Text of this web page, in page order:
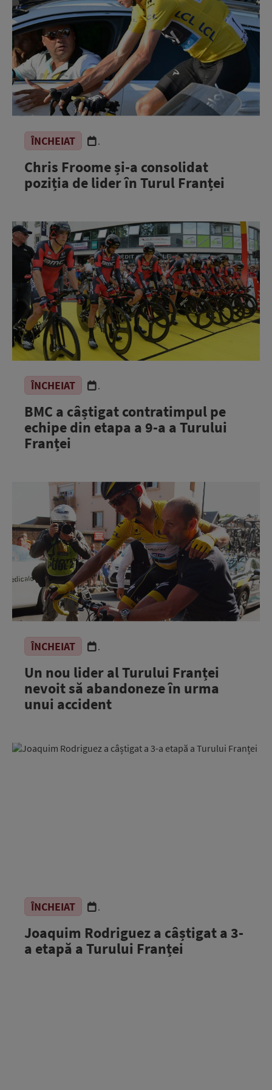
ÎNCHEIAT .
Chris Froome și-a consolidat
poziția de lider în Turul Franței
ÎNCHEIAT .
BMC a câștigat contratimpul pe
echipe din etapa a 9-a a Turului
Franței
ÎNCHEIAT .
Un nou lider al Turului Franței
nevoit să abandoneze în urma
unui accident
ÎNCHEIAT .
Joaquim Rodriguez a câștigat a 3-
a etapă a Turului Franței